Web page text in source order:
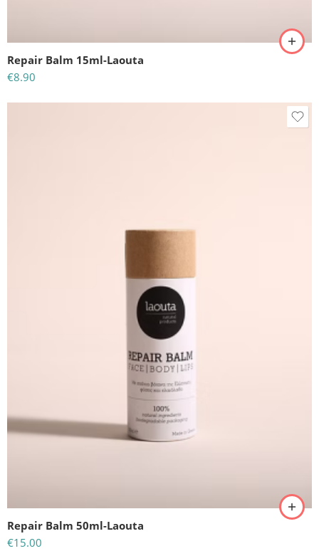
Repair Balm 15ml-Laouta
€8.90
Repair Balm 50ml-Laouta
€15.00